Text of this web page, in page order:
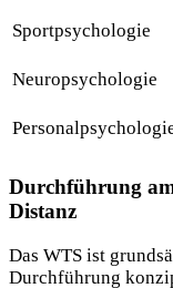
Sportpsychologie
Neuropsychologie
Durchführung
Distanz
Das WTS ist
Durchführung